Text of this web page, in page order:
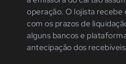
operação. O lojista recebe
com os prazos de
alguns bancos e
antecipação dos